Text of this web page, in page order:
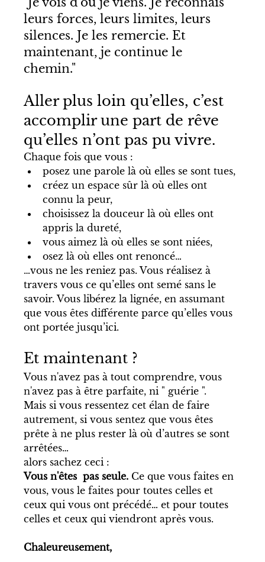
leurs forces, leurs limites, leurs
silences. Je les remercie. Et
maintenant, je continue le
chemin."
Aller plus loin qu’elles, c’est
accomplir une part de rêve
qu’elles n’ont pas pu vivre.
Chaque fois que vous :
posez une parole là où elles se sont tues,
créez un espace sûr là où elles ont
connu la peur,
choisissez la douceur là où elles ont
appris la dureté,
vous aimez là où elles se sont niées,
osez là où elles ont renoncé…
…vous ne les reniez pas. Vous réalisez à
travers vous ce qu’elles ont semé sans le
savoir. Vous libérez la lignée, en assumant
que vous êtes différente parce qu’elles vous
ont portée jusqu’ici.
Et maintenant ?
Vous n'avez pas à tout comprendre, vous
n'avez pas à être parfaite, ni " guérie ".
Mais si vous ressentez cet élan de faire
autrement, si vous sentez que vous êtes
prête à ne plus rester là où d’autres se sont
arrêtées…
alors sachez ceci :
Vous n'êtes  pas seule. Ce que vous faites en
vous, vous le faites pour toutes celles et
ceux qui vous ont précédé… et pour toutes
celles et ceux qui viendront après vous.
Chaleureusement,